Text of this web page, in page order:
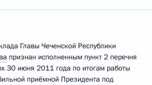
Главы Чеченской Республики
признан исполненным пункт 2 перечня
30 июня 2011 года по итогам работы
приёмной Президента под